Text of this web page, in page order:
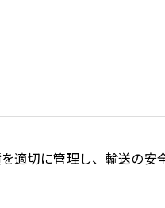
適切に管理し、輸送の安
お客様が当サイトを訪れ